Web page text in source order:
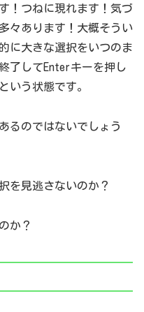
！つねに現れます！気づ
々あります！大概そうい
に大きな選択をいつのま
了してEnterキーを押し
いう状態です。
るのではないでしょう
を見逃さないのか？
か？